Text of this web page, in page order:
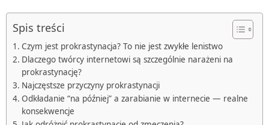
Spis treści
Czym jest prokrastynacja? To nie jest zwykłe lenistwo
Dlaczego twórcy internetowi są szczególnie narażeni na
prokrastynację?
Najczęstsze przyczyny prokrastynacji
Odkładanie “na później” a zarabianie w internecie — realne
konsekwencje